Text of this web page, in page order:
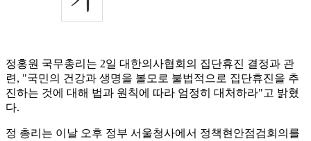
정홍원 국무총리는 2일 대한의사협회의 집단휴진 결정과 관
련, "국민의 건강과 생명을 볼모로 불법적으로 집단휴진을 추
진하는 것에 대해 법과 원칙에 따라 엄정히 대처하라"고 밝혔
다.
정 총리는 이날 오후 정부 서울청사에서 정책현안점검회의를